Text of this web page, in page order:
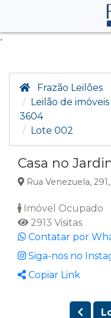
.
Frazão Leilões
Leilão de
3604
Lote 002
Rua Venezuela,
Imóvel Ocupado
2913 Visitas
Contatar por
Siga-nos no
Copiar Link